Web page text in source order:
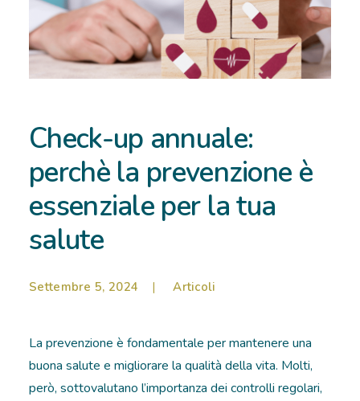
CASA DI CURA
I NOSTRI MEDICI
RICOVERI
PATOLOGIE
NEWS
Check-up annuale:
perchè la prevenzione è
essenziale per la tua
salute
Settembre 5, 2024 | Articoli
La prevenzione è fondamentale per mantenere una
buona salute e migliorare la qualità della vita. Molti,
però, sottovalutano l’importanza dei controlli regolari,